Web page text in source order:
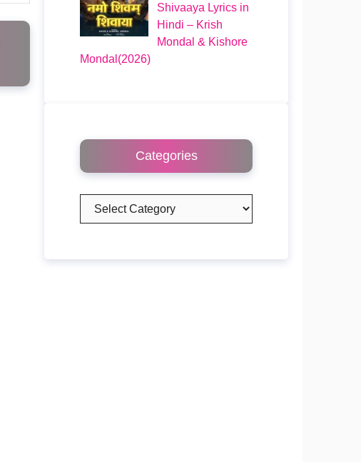
Shivaaya Lyrics in
Hindi – Krish
Mondal & Kishore
Mondal(2026)
Categories
Categories